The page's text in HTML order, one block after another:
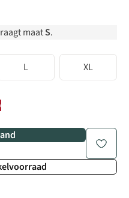
maatS.
L
XL